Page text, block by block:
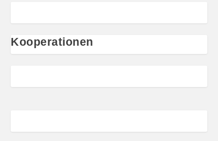
Kooperationen